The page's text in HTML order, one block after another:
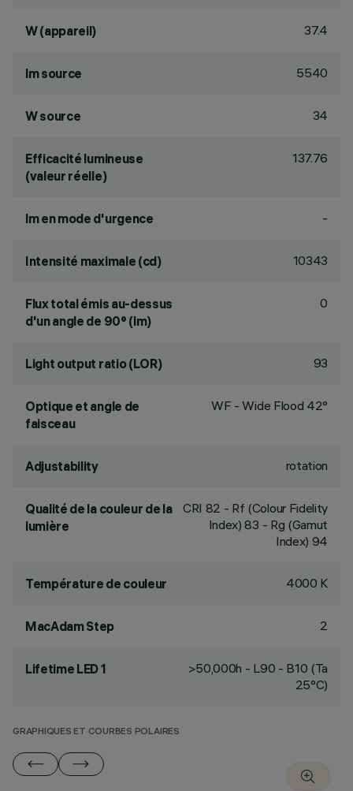
W (appareil) 37.4
lm source 5540
W source 34
Efficacité lumineuse
(valeur réelle)
137.76
lm en mode d'urgence -
Intensité maximale (cd) 10343
Flux total émis au-dessus
d'un angle de 90° (lm)
0
Light output ratio (LOR) 93
Optique et angle de
faisceau
WF - Wide Flood 42°
Adjustability rotation
Qualité de la couleur de la
lumière
CRI 82 - Rf (Colour Fidelity
Index) 83 - Rg (Gamut
Index) 94
Température de couleur 4000 K
MacAdam Step 2
Lifetime LED 1
>50,000h - L90 - B10 (Ta
25°C)
GRAPHIQUES ET COURBES POLAIRES